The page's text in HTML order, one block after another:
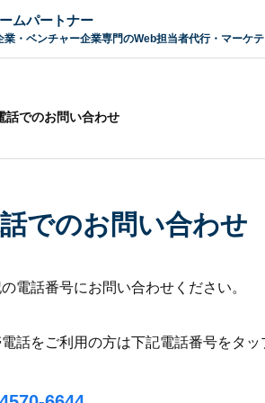
ムパートナー
業・ベンチャー企業専門のWeb担当者代行・マーケ
話でのお問い合わせ
でのお問い合わせ
電話番号にお問い合わせください。
話をご利用の方は下記電話番号をタッ